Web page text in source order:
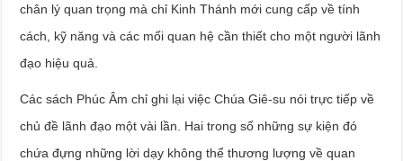
chân lý quan trọng mà chỉ Kinh Thánh mới cung cấp về tính
cách, kỹ năng và các mối quan hệ cần thiết cho một người lãnh
đạo hiệu quả.
Các sách Phúc Âm chỉ ghi lại việc Chúa Giê-su nói trực tiếp về
chủ đề lãnh đạo một vài lần. Hai trong số những sự kiện đó
chứa đựng những lời dạy không thể thương lượng về quan